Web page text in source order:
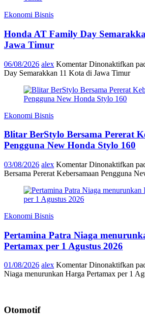
Ekonomi Bisnis
Honda AT Family Day
Jawa Timur
06/08/2026 alex Komentar Dinonaktifkan
Day Semarakkan 11 Kota di Jawa Timur
Ekonomi Bisnis
Blitar BerStylo Bersama Pererat
Pengguna New Honda Stylo 160
03/08/2026 alex Komentar Dinonaktifkan
Bersama Pererat Kebersamaan Pengguna
Ekonomi Bisnis
Pertamina Patra Niaga
Pertamax per 1 Agustus 2026
01/08/2026 alex Komentar Dinonaktifkan
Niaga menurunkan Harga Pertamax per 1
Otomotif